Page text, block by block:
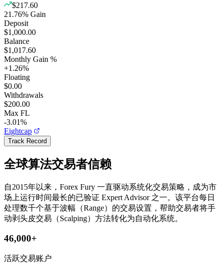
$217.60
21.76% Gain
Deposit
$1,000.00
Balance
$1,017.60
Monthly Gain %
+1.26%
Floating
$0.00
Withdrawals
$200.00
Max FL
-3.01%
Eightcap
Track Record
全球算法交易者信赖
自2015年以来，Forex Fury 一直驱动系统化交易策略，成为市
场上运行时间最长的已验证 Expert Advisor 之一。该平台每日
处理数千个基于波幅（Range）的交易设置，帮助交易者将手
动剥头皮交易（Scalping）方法转化为自动化系统。
46,000+
活跃交易账户